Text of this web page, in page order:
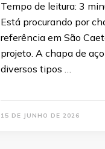
Tempo de leitura: 3
Está procurando por
referência em São
projeto. A chapa de
diversos tipos …
15 DE JUNHO DE 2026